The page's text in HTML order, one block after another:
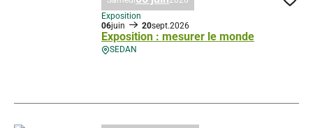
Exposition : mesurer le monde
SEDAN
Exposition
06juin 20sept.2026